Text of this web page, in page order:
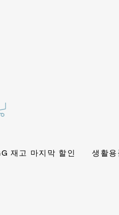
재고 마지막 할인 생활